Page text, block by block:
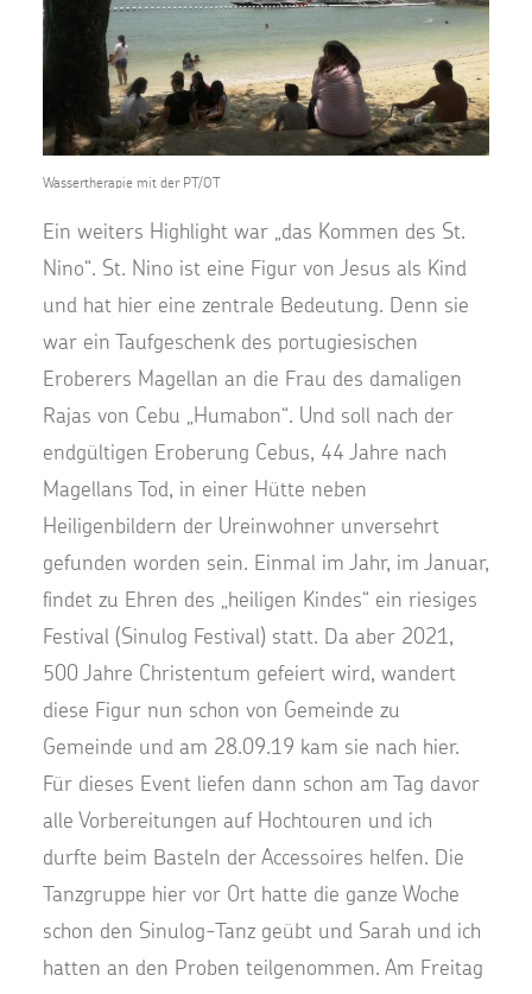
Wassertherapie mit der PT/OT
Ein weiters Highlight war „das Kommen des St.
Nino“. St. Nino ist eine Figur von Jesus als Kind
und hat hier eine zentrale Bedeutung. Denn sie
war ein Taufgeschenk des portugiesischen
Eroberers Magellan an die Frau des damaligen
Rajas von Cebu „Humabon“. Und soll nach der
endgültigen Eroberung Cebus, 44 Jahre nach
Magellans Tod, in einer Hütte neben
Heiligenbildern der Ureinwohner unversehrt
gefunden worden sein. Einmal im Jahr, im Januar,
findet zu Ehren des „heiligen Kindes“ ein riesiges
Festival (Sinulog Festival) statt. Da aber 2021,
500 Jahre Christentum gefeiert wird, wandert
diese Figur nun schon von Gemeinde zu
Gemeinde und am 28.09.19 kam sie nach hier.
Für dieses Event liefen dann schon am Tag davor
alle Vorbereitungen auf Hochtouren und ich
durfte beim Basteln der Accessoires helfen. Die
Tanzgruppe hier vor Ort hatte die ganze Woche
schon den Sinulog-Tanz geübt und Sarah und ich
hatten an den Proben teilgenommen. Am Freitag